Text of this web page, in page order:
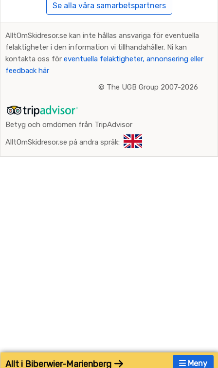
Meny
Allt i Biberwier-Marienberg
Se alla våra samarbetspartners
AlltOmSkidresor.se kan inte hållas ansvariga för eventuella
felaktigheter i den information vi tillhandahåller. Ni kan
kontakta oss för eventuella felaktigheter, annonsering eller
feedback här
© The UGB Group 2007-2026
Betyg och omdömen från TripAdvisor
AlltOmSkidresor.se på andra språk: